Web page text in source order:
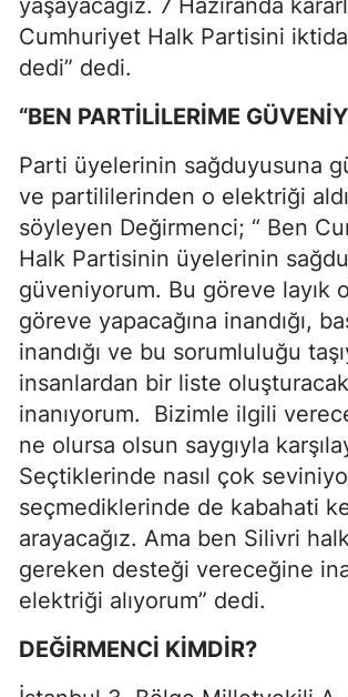
yaşayacağız. 7 Haziranda
Cumhuriyet Halk Partisini
dedi” dedi.
“BEN PARTİLİLERİME
Parti üyelerinin sağduyusuna
ve partililerinden o elektriği
söyleyen Değirmenci; “ Ben
Halk Partisinin üyelerinin
güveniyorum. Bu göreve layık
göreve yapacağına inandığı,
inandığı ve bu sorumluluğu
insanlardan bir liste
inanıyorum. Bizimle ilgili
ne olursa olsun saygıyla
Seçtiklerinde nasıl çok
seçmediklerinde de kabahati
arayacağız. Ama ben Silivri
gereken desteği vereceğine
elektriği alıyorum” dedi.
DEĞİRMENCİ KİMDİR?